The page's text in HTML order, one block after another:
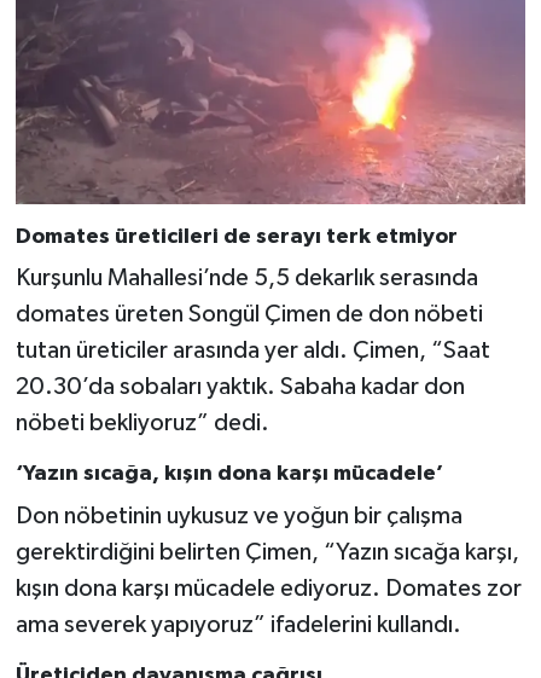
Domates üreticileri de serayı terk etmiyor
Kurşunlu Mahallesi’nde 5,5 dekarlık serasında
domates üreten Songül Çimen de don nöbeti
tutan üreticiler arasında yer aldı. Çimen, “Saat
20.30’da sobaları yaktık. Sabaha kadar don
nöbeti bekliyoruz” dedi.
‘Yazın sıcağa, kışın dona karşı mücadele’
Don nöbetinin uykusuz ve yoğun bir çalışma
gerektirdiğini belirten Çimen, “Yazın sıcağa karşı,
kışın dona karşı mücadele ediyoruz. Domates zor
ama severek yapıyoruz” ifadelerini kullandı.